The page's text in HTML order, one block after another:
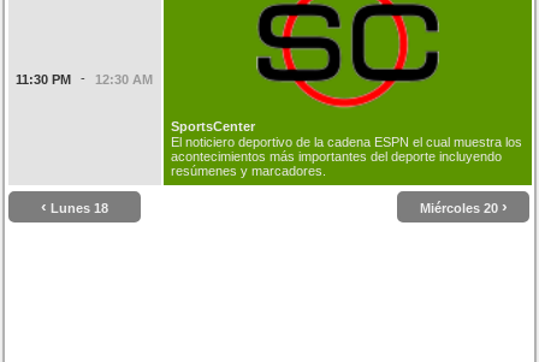
11:30 PM - 12:30 AM
SportsCenter
El noticiero deportivo de la cadena ESPN el cual muestra los
acontecimientos más importantes del deporte incluyendo
resúmenes y marcadores.
‹ Lunes 18 Miércoles 20 ›